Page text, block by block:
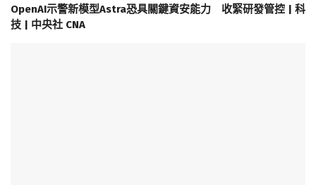
OpenAI示警新模型Astra恐具關鍵資安能力 收緊研發管控 | 科
技 | 中央社 CNA